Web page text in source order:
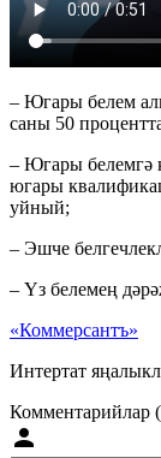
– Югары белем
саны 50
– Югары белемгә
югары
уйный;
– Эшче
– Үз белемең
«Коммерсантъ»
Интертат
Комментарийлар